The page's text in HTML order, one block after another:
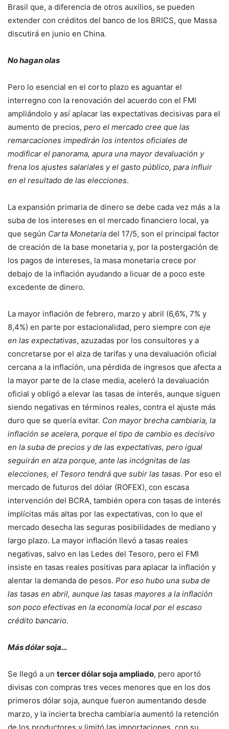
Brasil que, a diferencia de otros auxilios, se pueden
extender con créditos del banco de los BRICS, que Massa
discutirá en junio en China.
No hagan olas
Pero lo esencial en el corto plazo es aguantar el
interregno con la renovación del acuerdo con el FMI
ampliándolo y así aplacar las expectativas decisivas para el
aumento de precios, pero el mercado cree que las
remarcaciones impedirán los intentos oficiales de
modificar el panorama, apura una mayor devaluación y
frena los ajustes salariales y el gasto público, para influir
en el resultado de las elecciones.
La expansión primaria de dinero se debe cada vez más a la
suba de los intereses en el mercado financiero local, ya
que según Carta Monetaria del 17/5, son el principal factor
de creación de la base monetaria y, por la postergación de
los pagos de intereses, la masa monetaria crece por
debajo de la inflación ayudando a licuar de a poco este
excedente de dinero.
La mayor inflación de febrero, marzo y abril (6,6%, 7% y
8,4%) en parte por estacionalidad, pero siempre con eje
en las expectativas, azuzadas por los consultores y a
concretarse por el alza de tarifas y una devaluación oficial
cercana a la inflación, una pérdida de ingresos que afecta a
la mayor parte de la clase media, aceleró la devaluación
oficial y obligó a elevar las tasas de interés, aunque siguen
siendo negativas en términos reales, contra el ajuste más
duro que se quería evitar. Con mayor brecha cambiaria, la
inflación se acelera, porque el tipo de cambio es decisivo
en la suba de precios y de las expectativas, pero igual
seguirán en alza porque, ante las incógnitas de las
elecciones, el Tesoro tendrá que subir las tasas. Por eso el
mercado de futuros del dólar (ROFEX), con escasa
intervención del BCRA, también opera con tasas de interés
implícitas más altas por las expectativas, con lo que el
mercado desecha las seguras posibilidades de mediano y
largo plazo. La mayor inflación llevó a tasas reales
negativas, salvo en las Ledes del Tesoro, pero el FMI
insiste en tasas reales positivas para aplacar la inflación y
alentar la demanda de pesos. Por eso hubo una suba de
las tasas en abril, aunque las tasas mayores a la inflación
son poco efectivas en la economía local por el escaso
crédito bancario.
Más dólar soja…
Se llegó a un tercer dólar soja ampliado, pero aportó
divisas con compras tres veces menores que en los dos
primeros dólar soja, aunque fueron aumentando desde
marzo, y la incierta brecha cambiaria aumentó la retención